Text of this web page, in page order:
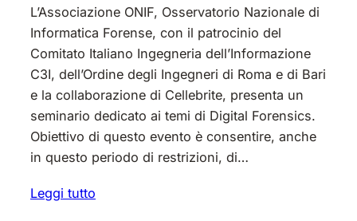
L’Associazione ONIF, Osservatorio Nazionale di
Informatica Forense, con il patrocinio del
Comitato Italiano Ingegneria dell’Informazione
C3I, dell’Ordine degli Ingegneri di Roma e di Bari
e la collaborazione di Cellebrite, presenta un
seminario dedicato ai temi di Digital Forensics.
Obiettivo di questo evento è consentire, anche
in questo periodo di restrizioni, di…
Leggi tutto